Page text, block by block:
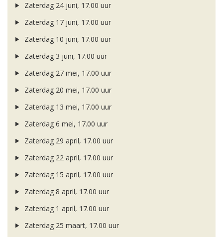
Zaterdag 24 juni, 17.00 uur
Zaterdag 17 juni, 17.00 uur
Zaterdag 10 juni, 17.00 uur
Zaterdag 3 juni, 17.00 uur
Zaterdag 27 mei, 17.00 uur
Zaterdag 20 mei, 17.00 uur
Zaterdag 13 mei, 17.00 uur
Zaterdag 6 mei, 17.00 uur
Zaterdag 29 april, 17.00 uur
Zaterdag 22 april, 17.00 uur
Zaterdag 15 april, 17.00 uur
Zaterdag 8 april, 17.00 uur
Zaterdag 1 april, 17.00 uur
Zaterdag 25 maart, 17.00 uur